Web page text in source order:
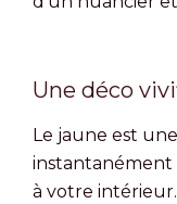
Une déco
Le jaune est
instantanément
à votre